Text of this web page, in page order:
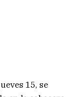
15, se